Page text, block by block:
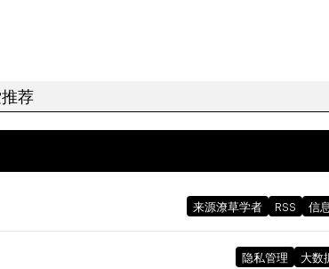
来源潦草学者 RSS 信
台无法追踪统计，获
隐私管理 大数